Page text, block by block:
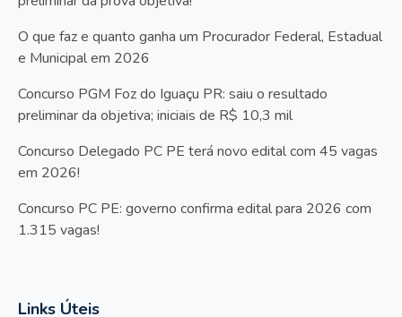
O que faz e quanto ganha um Procurador Federal, Estadual
e Municipal em 2026
Concurso PGM Foz do Iguaçu PR: saiu o resultado
preliminar da objetiva; iniciais de R$ 10,3 mil
Concurso Delegado PC PE terá novo edital com 45 vagas
em 2026!
Concurso PC PE: governo confirma edital para 2026 com
1.315 vagas!
Links Úteis